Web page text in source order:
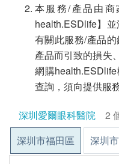
本服務/產品由
health.ESDlife】並
有關此服務/產品
產品而引致的損失
網購
查詢，須向提供服
深圳愛爾眼科醫院
2
深圳市福田區
深圳